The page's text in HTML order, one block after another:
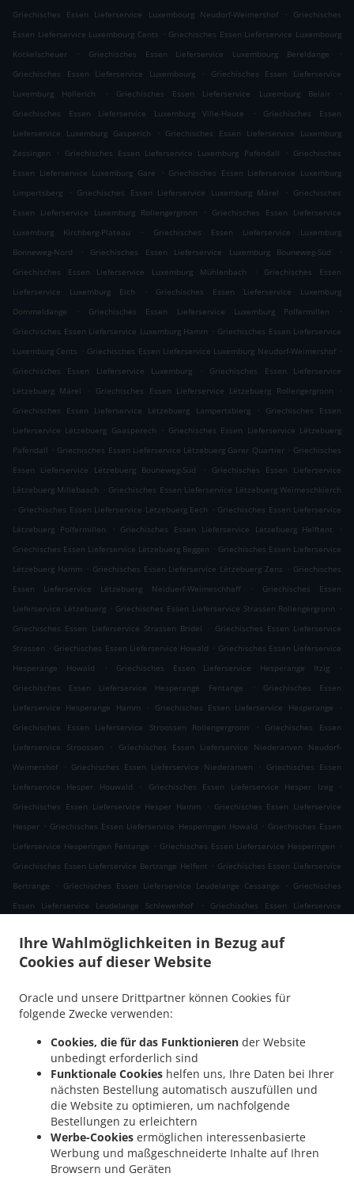
Ihre Wahlmöglichkeiten in Bezug auf
Cookies auf dieser Website
Oracle und unsere Drittpartner können Cookies für
folgende Zwecke verwenden:
Cookies, die für das Funktionieren der Website
unbedingt erforderlich sind
Funktionale Cookies helfen uns, Ihre Daten bei Ihrer
nächsten Bestellung automatisch auszufüllen und
die Website zu optimieren, um nachfolgende
Bestellungen zu erleichtern
Werbe-Cookies ermöglichen interessenbasierte
Werbung und maßgeschneiderte Inhalte auf Ihren
Browsern und Geräten
Griechisches Essen Lieferservice Luxembourg Neudorf-Weimershof
.
Griechisches
Essen Lieferservice Luxembourg Cents . Griechisches Essen Lieferservice Luxembourg
Kockelscheuer
. Griechisches Essen Lieferservice Luxembourg Bereldange
.
Griechisches Essen Lieferservice Luxembourg
.
Griechisches Essen Lieferservice
Luxemburg Hollerich
. Griechisches Essen Lieferservice Luxemburg Belair
.
Griechisches Essen Lieferservice Luxemburg Ville-Haute
.
Griechisches Essen
Lieferservice Luxemburg Gasperich
. Griechisches Essen Lieferservice Luxemburg
Zessingen
. Griechisches Essen Lieferservice Luxemburg Pafendall . Griechisches
Essen Lieferservice Luxemburg Gare
. Griechisches Essen Lieferservice Luxemburg
Limpertsberg
. Griechisches Essen Lieferservice Luxemburg Märel . Griechisches
Essen Lieferservice Luxemburg Rollengergronn
.
Griechisches Essen Lieferservice
Luxemburg Kirchberg-Plateau
.
Griechisches Essen Lieferservice Luxemburg
Bonneweg-Nord
. Griechisches Essen Lieferservice Luxemburg Bouneweg-Süd
.
Griechisches Essen Lieferservice Luxemburg Mühlenbach
.
Griechisches Essen
Lieferservice Luxemburg Eich
.
Griechisches Essen Lieferservice Luxemburg
Dommeldange
. Griechisches Essen Lieferservice Luxemburg Polfermillen
.
Griechisches Essen Lieferservice Luxemburg Hamm . Griechisches Essen Lieferservice
Luxemburg Cents . Griechisches Essen Lieferservice Luxemburg Neudorf-Weimershof .
Griechisches Essen Lieferservice Luxemburg
.
Griechisches Essen Lieferservice
Lëtzebuerg Märel
. Griechisches Essen Lieferservice Lëtzebuerg Rollengergronn
.
Griechisches Essen Lieferservice Lëtzebuerg Lampertsbierg
.
Griechisches Essen
Lieferservice Lëtzebuerg Gaasperech
. Griechisches Essen Lieferservice Lëtzebuerg
Pafendall . Griechisches Essen Lieferservice Lëtzebuerg Garer Quartier . Griechisches
Essen Lieferservice Lëtzebuerg Bouneweg-Süd
.
Griechisches Essen Lieferservice
Lëtzebuerg Millebaach . Griechisches Essen Lieferservice Lëtzebuerg Weimeschkierch
. Griechisches Essen Lieferservice Lëtzebuerg Eech . Griechisches Essen Lieferservice
Lëtzebuerg Polfermillen
. Griechisches Essen Lieferservice Lëtzebuerg Helftent
.
Griechisches Essen Lieferservice Lëtzebuerg Beggen . Griechisches Essen Lieferservice
Lëtzebuerg Hamm . Griechisches Essen Lieferservice Lëtzebuerg Zens . Griechisches
Essen Lieferservice Lëtzebuerg Neiduerf-Weimeschhaff
.
Griechisches Essen
Lieferservice Lëtzebuerg . Griechisches Essen Lieferservice Strassen Rollengergronn .
Griechisches Essen Lieferservice Strassen Bridel
. Griechisches Essen Lieferservice
Strassen . Griechisches Essen Lieferservice Howald . Griechisches Essen Lieferservice
Hesperange Howald
. Griechisches Essen Lieferservice Hesperange Itzig
.
Griechisches Essen Lieferservice Hesperange Fentange
.
Griechisches Essen
Lieferservice Hesperange Hamm
. Griechisches Essen Lieferservice Hesperange
.
Griechisches Essen Lieferservice Stroossen Rollengergronn
.
Griechisches Essen
Lieferservice Stroossen
.
Griechisches Essen Lieferservice Niederanven Neudorf-
Weimershof
. Griechisches Essen Lieferservice Niederanven . Griechisches Essen
Lieferservice Hesper Houwald
. Griechisches Essen Lieferservice Hesper Izeg
.
Griechisches Essen Lieferservice Hesper Hamm
. Griechisches Essen Lieferservice
Hesper . Griechisches Essen Lieferservice Hesperingen Howald . Griechisches Essen
Lieferservice Hesperingen Fentange . Griechisches Essen Lieferservice Hesperingen .
Griechisches Essen Lieferservice Bertrange Helfent . Griechisches Essen Lieferservice
Bertrange
. Griechisches Essen Lieferservice Leudelange Cessange . Griechisches
Essen Lieferservice Leudelange Schlewenhof
.
Griechisches Essen Lieferservice
Lieferservice Bartringen . Griechisches Essen Lieferservice Bridel . Griechisches Essen
Lieferservice Itzig . Griechisches Essen Lieferservice Bartreng Helfent
Griechisches Essen Lieferservice Leudelingen
.
Griechisches Essen Lieferservice
Lieferservice Kopstal Rollengergronn . Griechisches Essen Lieferservice Kopstal Bridel
Griechisches Essen Lieferservice Kopstal
Koplescht Briddel
. Griechisches Essen Lieferservice Koplescht . Griechisches Essen
Lieferservice Bereldange
. Griechisches Essen Lieferservice Walfer .
Essen Lieferservice Walferdange Bereldange
Walferdange Beggen
. Griechisches Essen Lieferservice Walferdange Dommeldange
Griechisches Essen Lieferservice Walferdange
.